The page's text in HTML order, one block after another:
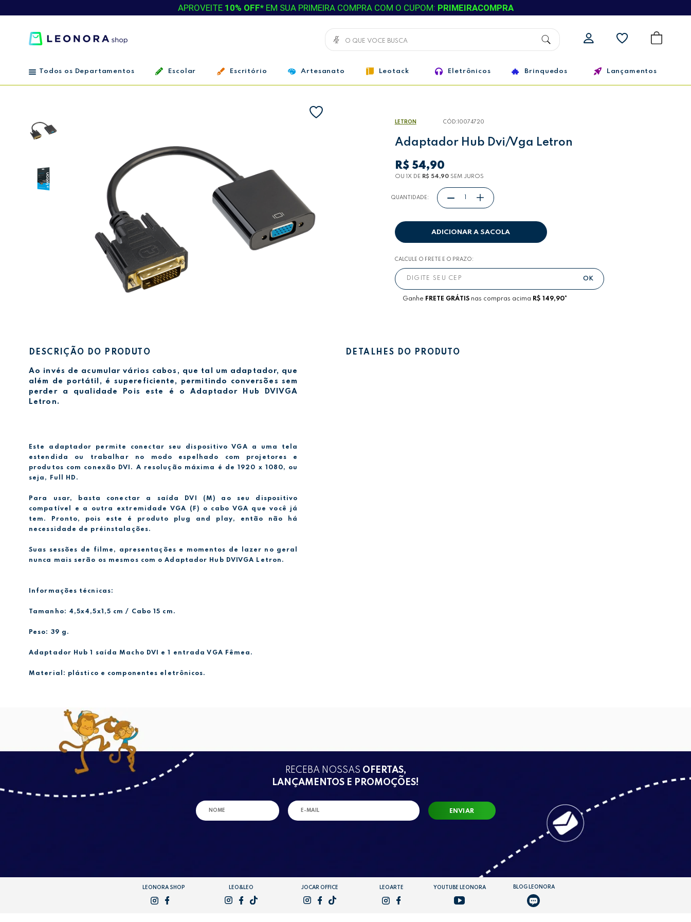
APROVEITE 10% OFF*EM SUA PRIMEIRA COMPRA COM O CUPOM: PRIMEIRACOMPRA
Todos os Departamentos Escolar Escritório Artesanato Leotack Eletrônicos Brinquedos Lançamentos
LETRON CÓD: 10074720
Adaptador Hub Dvi/Vga Letron
R$ 54,90
OU 1XDE R$ 54,90SEM JUROS
QUANTIDADE:
ADICIONAR A SACOLA
CALCULE O FRETE E O PRAZO:
Ganhe FRETE GRÁTISnas compras acima R$ 149,90*
DESCRIÇÃO DO PRODUTO
Ao invés de acumular vários cabos, que tal um adaptador, que
além de portátil, é supereficiente, permitindo conversões sem
perder a qualidade Pois este é o Adaptador Hub DVIVGA
Letron.
Este adaptador permite conectar seu dispositivo VGA a uma tela
estendida ou trabalhar no modo espelhado com projetores e
produtos com conexão DVI. A resolução máxima é de 1920 x 1080, ou
seja, Full HD.
Para usar, basta conectar a saída DVI (M) ao seu dispositivo
compatível e a outra extremidade VGA (F) o cabo VGA que você já
tem. Pronto, pois este é produto plug and play, então não há
necessidade de préinstalações.
Suas sessões de filme, apresentações e momentos de lazer no geral
nunca mais serão os mesmos com o Adaptador Hub DVIVGA Letron.
Informações técnicas:
Tamanho: 4,5x4,5x1,5 cm / Cabo 15 cm.
Peso: 39 g.
Adaptador Hub 1 saída Macho DVI e 1 entrada VGA Fêmea.
Material: plástico e componentes eletrônicos.
DETALHES DO PRODUTO
RECEBA NOSSAS OFERTAS,
LANÇAMENTOS E PROMOÇÕES!
ENVIAR
LEONORA SHOP LEO&LEO JOCAR OFFICE LEOARTE YOUTUBE LEONORA BLOG LEONORA